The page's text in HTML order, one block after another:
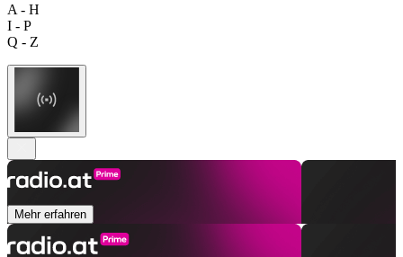
A - H
I - P
Q - Z
Mehr erfahren